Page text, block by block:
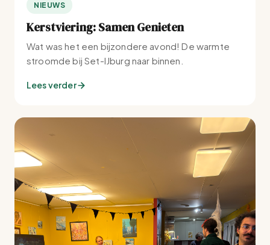
NIEUWS
Kerstviering: Samen Genieten
Wat was het een bijzondere avond! De warmte
stroomde bij Set-IJburg naar binnen.
Lees verder